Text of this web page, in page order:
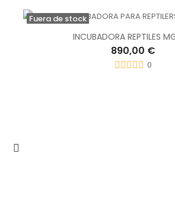
Fuera de stock
INCUBADORA REPTILES
890,00 €
0